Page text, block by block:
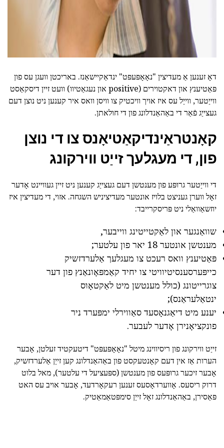
דאָ זענען אַ מעדיצין "נאָאָפּעפּט" ינדאַקיישאַנז. באריכטן וועגן עס פון
פּאַטיענץ און דאקטוירים (positive און נעגאַטיוו) וועט זיין דיסקאַסט
ווייַטער, ווייַל עס איז אויך וויכטיק צו וויסן וואס איר קענען ניט נוצן דעם
געצייַג פֿאַר די באַהאַנדלונג פון די חולאתן.
קאָנטראַינדיקאַטיאָנס צו די נוצן
פון, די מעגלעך זייַט ווירקונג
די ווייַטער גרופּע פון מענטשן דעם געצייַג קענען ניט זיין געוויינט אָדער
זאָל ווערן געניצט בלויז אונטער מעדיציניש השגחה. אזוי, די מעדיצין איז
יוזשאַוואַלי ניט פּריסקרייבד:
שוואַנגער און לאַקטייטינג ווייבער,
מענטשן אונטער 18 יאר פון עלטער;
פּאַטיענץ וואס רעכט צו מעגלעך אַלערדזשיק
כייפּערסענסיטיוויטי צו יחיד קאַמפּאָונאַנץ פון דער
צוגרייטונג (כולל מענטשן מיט לאַקטאָוס
ינטאַלעראַנס);
יענע מיט דיאַגנאָסעד סאַווירלי ימפּערד ניר
פונקציאָנירן אָדער לעבער.
זייַט ווירקונג פון ריסיווינג מיטל "נאָאָפּעפּט" דיטעקטיד זעלטן, אָבער
הערות אַז אין דעם קאָנטעקסט פון באַהאַנדלונג קען זייַן אַלערדזשיק,
אָבער זיכער גרופּעס פון מענטשן (ספּעציעל די עלטער), מאל בלוט
דרוק ריסעס. אָווערדאָסעס זענען רעקאָרדעד, אָבער אויב עס האט
פּאַסירן, באַהאַנדלונג זאָל זייַן סימפּטאַמאַטיק.